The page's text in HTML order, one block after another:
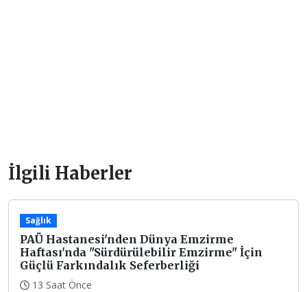
İlgili Haberler
Sağlık
PAÜ Hastanesi'nden Dünya Emzirme
Haftası'nda "Sürdürülebilir Emzirme" İçin
Güçlü Farkındalık Seferberliği
13 Saat Önce